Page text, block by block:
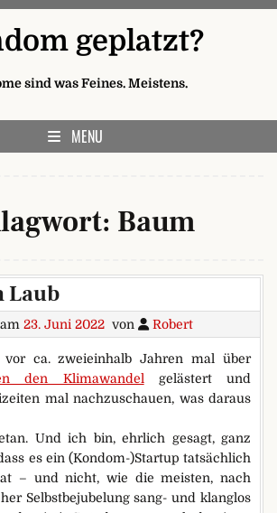
geplatzt?
sind was Feines. Meistens.
MENU
Baum
Laub
23. Juni 2022 von Robert
ca. zweieinhalb Jahren mal über
den Klimawandel
gelästert und
mal nachzuschauen, was daraus
Und ich bin, ehrlich gesagt, ganz
es ein (Kondom-)Startup tatsächlich
– und nicht, wie die meisten, nach
Selbstbejubelung sang- und klanglos